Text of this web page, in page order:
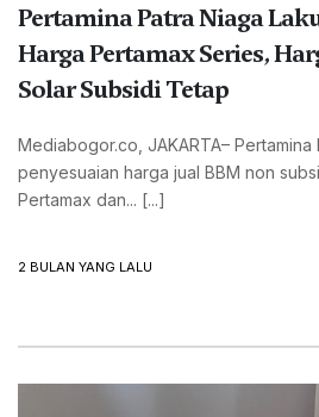
Pertamina Patra Niaga
Harga Pertamax Series,
Solar Subsidi Tetap
Mediabogor.co, JAKARTA– Pertamina
penyesuaian harga jual BBM non
Pertamax dan... [...]
2 BULAN YANG LALU